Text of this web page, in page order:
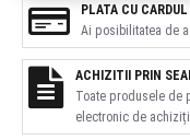
PLATA CU
Ai posibilitatea de
ACHIZITII PRIN
Toate produsele de
electronic de achiziții